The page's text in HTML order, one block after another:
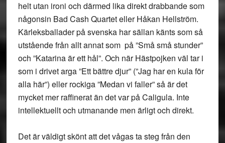
helt utan ironi och därmed lika direkt drabbande som
någonsin Bad Cash Quartet eller Håkan Hellström.
Kärleksballader på svenska har sällan känts som så
utstående från allt annat som på ”Små små stunder”
och ”Katarina är ett hål”. Och när Hästpojken väl tar i
som i drivet arga ”Ett bättre djur” (”Jag har en kula för
alla här”) eller rockiga ”Medan vi faller” så är det
mycket mer raffinerat än det var på Caligula. Inte
intellektuellt och utmanande men ärligt och direkt.
Det är väldigt skönt att det vågas ta steg från den